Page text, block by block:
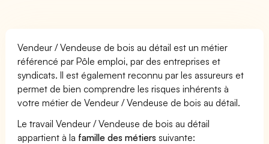
Vendeur / Vendeuse de bois au détail est un métier
référencé par Pôle emploi, par des entreprises et
syndicats. Il est également reconnu par les assureurs et
permet de bien comprendre les risques inhérents à
votre métier de Vendeur / Vendeuse de bois au détail.
Le travail Vendeur / Vendeuse de bois au détail
appartient à la famille des métiers suivante: